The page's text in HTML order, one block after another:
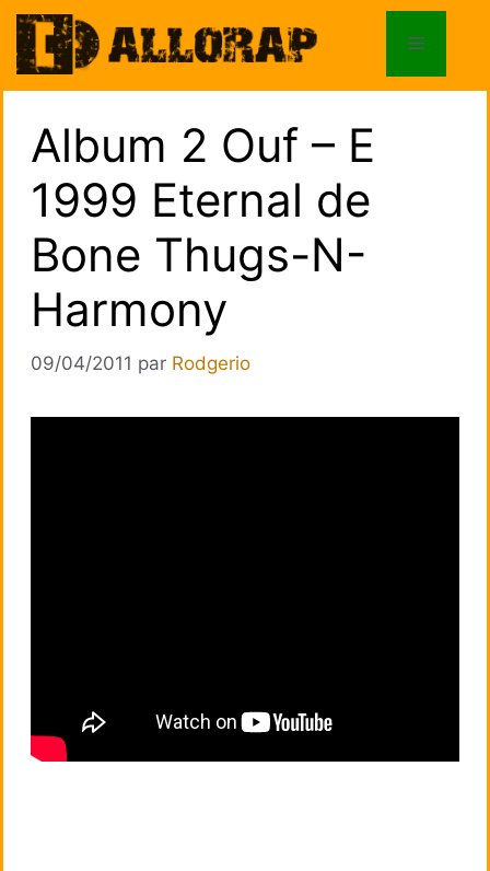
Aller
au
contenu
Menu
Album 2 Ouf – E
1999 Eternal de
Bone Thugs-N-
Harmony
09/04/2011 par Rodgerio